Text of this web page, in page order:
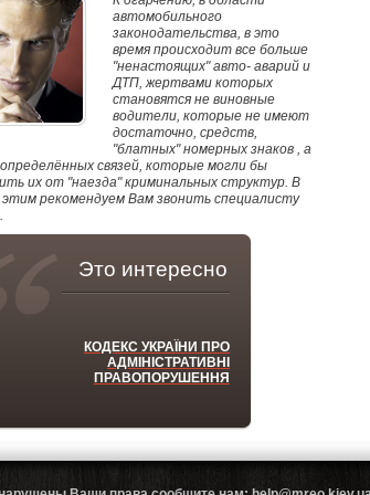
автомобильного
законодательства, в это
время происходит все больше
"ненастоящих" авто- аварий и
ДТП, жертвами которых
становятся не виновные
водители, которые не имеют
достаточно, средств,
"блатных" номерных знаков , а
связей, которые могли бы
их от "наезда" криминальных структур. В
этим рекомендуем Вам звонить специалисту
Это интересно
КОДЕКС УКРАЇНИ ПРО
АДМІНІСТРАТИВНІ
ПРАВОПОРУШЕННЯ